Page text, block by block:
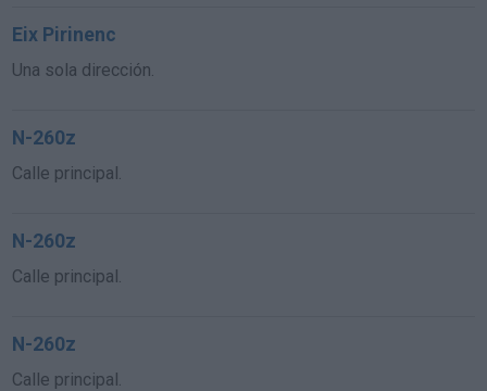
Eix Pirinenc
Una sola dirección.
N-260z
Calle principal.
N-260z
Calle principal.
N-260z
Calle principal.